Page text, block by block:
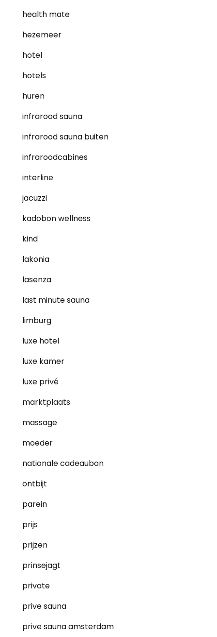
health mate
hezemeer
hotel
hotels
huren
infrarood sauna
infrarood sauna buiten
infraroodcabines
interline
jacuzzi
kadobon wellness
kind
lakonia
lasenza
last minute sauna
limburg
luxe hotel
luxe kamer
luxe privé
marktplaats
massage
moeder
nationale cadeaubon
ontbijt
parein
prijs
prijzen
prinsejagt
private
prive sauna
prive sauna amsterdam